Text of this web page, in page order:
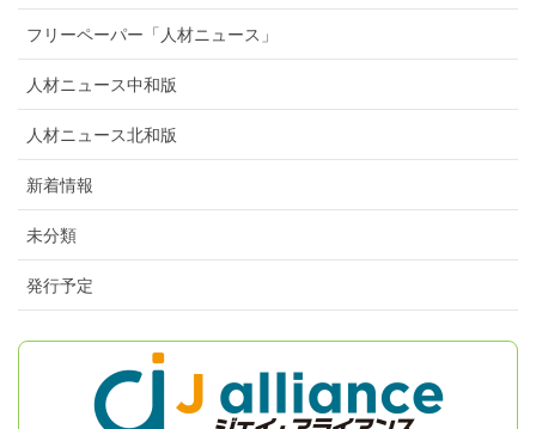
フリーペーパー「人材ニュース」
人材ニュース中和版
人材ニュース北和版
新着情報
未分類
発行予定